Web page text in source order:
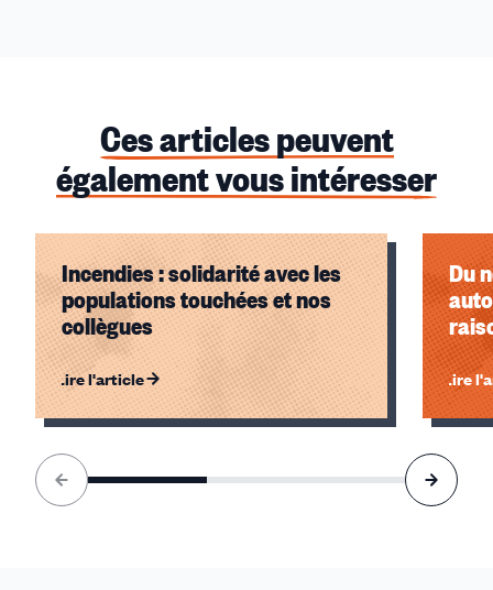
Ces articles peuvent
également vous intéresser
Incendies : solidarité avec les
populations touchées et nos
collègues
Lire l'article
Du
Lire